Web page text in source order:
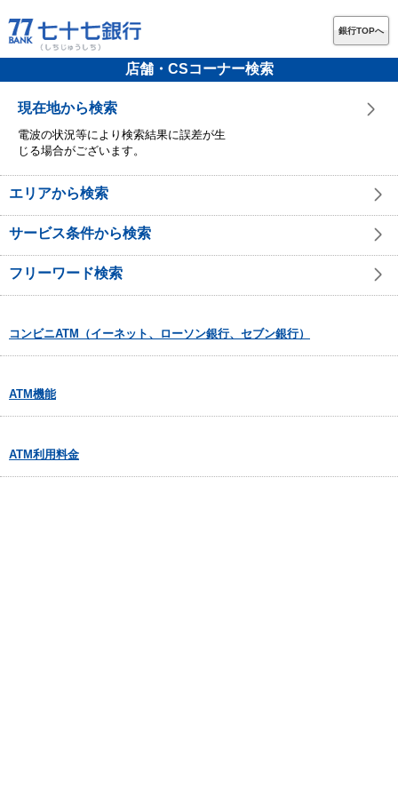
銀行TOPへ
店舗・CSコーナー検索
現在地から検索
電波の状況等により検索結果に誤差が生
じる場合がございます。
エリアから検索
サービス条件から検索
フリーワード検索
コンビニATM（イーネット、ローソン銀行、セブン銀行）
ATM機能
ATM利用料金